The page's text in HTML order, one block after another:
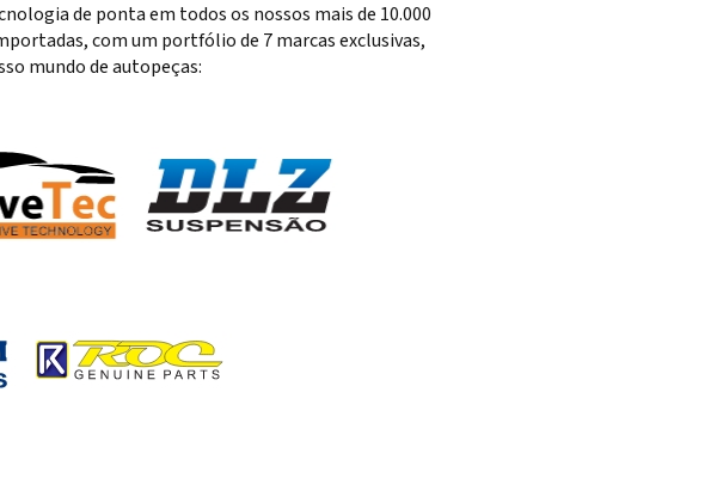
de ponta em todos os nossos mais de 10.000
com um portfólio de 7 marcas exclusivas,
mundo de autopeças: